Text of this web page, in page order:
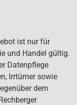
ist nur für
und Handel gültig.
Datenpflege
Irrtümer sowie
dem